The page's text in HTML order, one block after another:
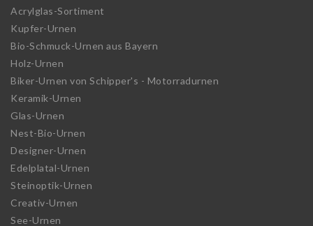
Acrylglas-Sortiment
Kupfer-Urnen
Bio-Schmuck-Urnen aus Bayern
Holz-Urnen
Biker-Urnen von Schipper's - Motorradurnen
Keramik-Urnen
Glas-Urnen
Nest-Bio-Urnen
Designer-Urnen
Edelplatal-Urnen
Steinoptik-Urnen
Creativ-Urnen
See-Urnen